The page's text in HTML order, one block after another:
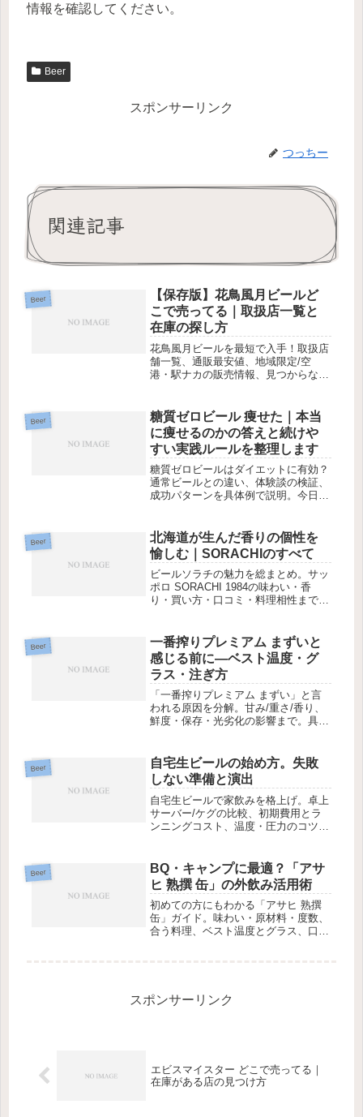
情報を確認してください。
Beer
スポンサーリンク
つっちー
関連記事
Beer
【保存版】花鳥風月ビールど
こで売ってる｜取扱店一覧と
在庫の探し方
花鳥風月ビールを最短で入手！取扱店
舗一覧、通販最安値、地域限定/空
港・駅ナカの販売情報、見つからない
Beer
糖質ゼロビール 痩せた｜本当
に痩せるのかの答えと続けや
すい実践ルールを整理します
糖質ゼロビールはダイエットに有効？
通常ビールとの違い、体験談の検証、
成功パターンを具体例で説明。今日か
Beer
北海道が生んだ香りの個性を
愉しむ｜SORACHIのすべて
ビールソラチの魅力を総まとめ。サッ
ポロ SORACHI 1984の味わい・香
り・買い方・口コミ・料理相性まで、
Beer
一番搾りプレミアム まずいと
感じる前に―ベスト温度・グ
ラス・注ぎ方
「一番搾りプレミアム まずい」と言
われる原因を分解。甘み/重さ/香り、
鮮度・保存・光劣化の影響まで。具体
Beer
自宅生ビールの始め方。失敗
しない準備と演出
自宅生ビールで家飲みを格上げ。卓上
サーバー/ケグの比較、初期費用とラ
ンニングコスト、温度・圧力のコツ、
Beer
BQ・キャンプに最適？「アサ
ヒ 熟撰 缶」の外飲み活用術
初めての方にもわかる「アサヒ 熟撰
缶」ガイド。味わい・原材料・度数、
合う料理、ベスト温度とグラス、口コ
スポンサーリンク
エビスマイスター どこで売ってる｜
在庫がある店の見つけ方